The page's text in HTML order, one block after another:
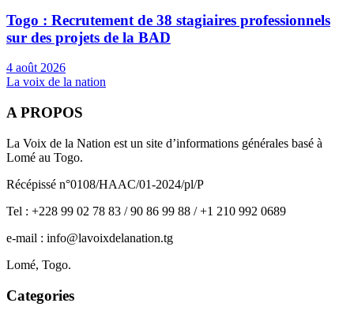
Togo : Recrutement de 38 stagiaires professionnels
sur des projets de la BAD
4 août 2026
La voix de la nation
A PROPOS
La Voix de la Nation est un site d’informations générales basé à
Lomé au Togo.
Récépissé n°0108/HAAC/01-2024/pl/P
Tel : +228 99 02 78 83 / 90 86 99 88 / +1 210 992 0689
e-mail : info@lavoixdelanation.tg
Lomé, Togo.
Categories